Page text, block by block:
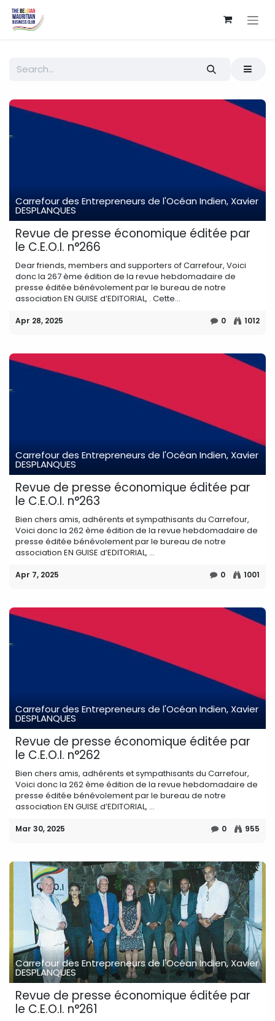
Skip to Content
Carrefour des Entrepreneurs de l'Océan Indien, Xavier
DESPLANQUES
Revue de presse économique éditée par
le C.E.O.I. n°266
Dear friends, members and supporters of Carrefour, Voici
donc la 267 ème édition de la revue hebdomadaire de
presse éditée bénévolement par le bureau de notre
association EN GUISE d’EDITORIAL, . Cette...
Apr 28, 2025 0 1012
Carrefour des Entrepreneurs de l'Océan Indien, Xavier
DESPLANQUES
Revue de presse économique éditée par
le C.E.O.I. n°263
Bien chers amis, adhérents et sympathisants du Carrefour,
Voici donc la 262 ème édition de la revue hebdomadaire de
presse éditée bénévolement par le bureau de notre
association EN GUISE d’EDITORIAL, ...
Apr 7, 2025 0 1001
Carrefour des Entrepreneurs de l'Océan Indien, Xavier
DESPLANQUES
Revue de presse économique éditée par
le C.E.O.I. n°262
Bien chers amis, adhérents et sympathisants du Carrefour,
Voici donc la 262 ème édition de la revue hebdomadaire de
presse éditée bénévolement par le bureau de notre
association EN GUISE d’EDITORIAL, ...
Mar 30, 2025 0 955
Carrefour des Entrepreneurs de l'Océan Indien, Xavier
DESPLANQUES
Revue de presse économique éditée par
le C.E.O.I. n°261